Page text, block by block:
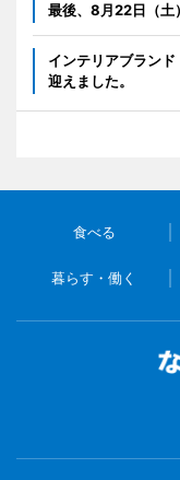
最後、8月22日（土
インテリアブラン
迎えました。
食べる
暮らす・働く